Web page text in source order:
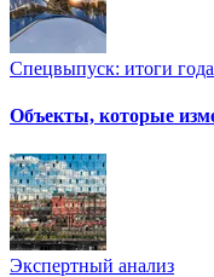
Спецвыпуск: итоги года
Объекты, которые
Экспертный анализ